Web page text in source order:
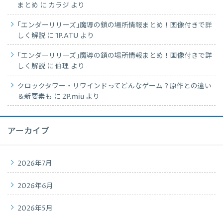
まとめ に カラジ より
｢エンダーリリーズ｣魔導の鎖の場所情報まとめ！画像付きで詳
しく解説 に 1P.ATU より
｢エンダーリリーズ｣魔導の鎖の場所情報まとめ！画像付きで詳
しく解説 に 伯理 より
クロックタワー・リワインドってどんなゲーム？原作との違い
＆新要素も に 2P.miu より
アーカイブ
2026年7月
2026年6月
2026年5月